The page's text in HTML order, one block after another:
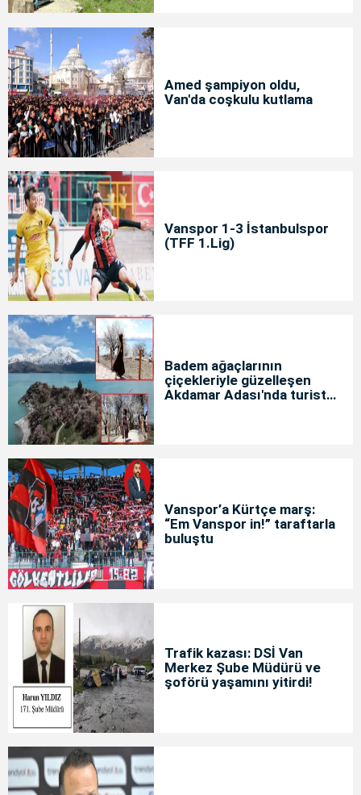
Amed şampiyon oldu,
Van'da coşkulu kutlama
Vanspor 1-3 İstanbulspor
(TFF 1.Lig)
Badem ağaçlarının
çiçekleriyle güzelleşen
Akdamar Adası'nda turist
Vanspor’a Kürtçe marş:
“Em Vanspor in!” taraftarla
buluştu
Trafik kazası: DSİ Van
Merkez Şube Müdürü ve
şoförü yaşamını yitirdi!